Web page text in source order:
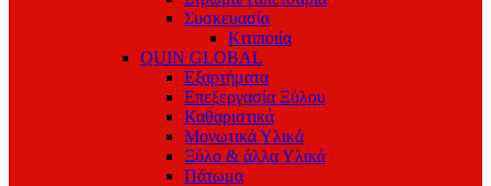
Συσκευασία
Κιτιποιία
QUIN GLOBAL
Εξαρτήματα
Επεξεργασία Ξύλου
Καθαριστικά
Μονωτικά Υλικά
Ξύλο & άλλα Υλικά
Πάτωμα